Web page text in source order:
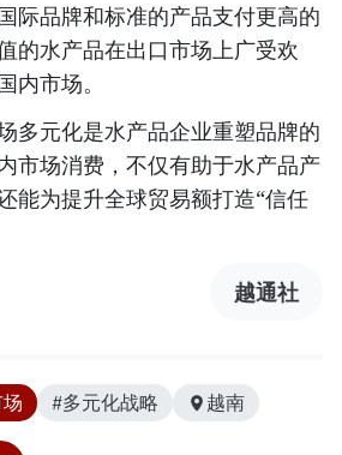
际品牌和标准的产品支付更高的
的水产品在出口市场上广受欢
内市场。
多元化是水产品企业重塑品牌的
市场消费，不仅有助于水产品产
能为提升全球贸易额打造“信任
越通社
#多元化战略 越南